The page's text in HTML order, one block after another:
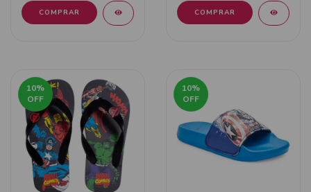
COMPRAR COMPRAR
10%
OFF
10%
OFF